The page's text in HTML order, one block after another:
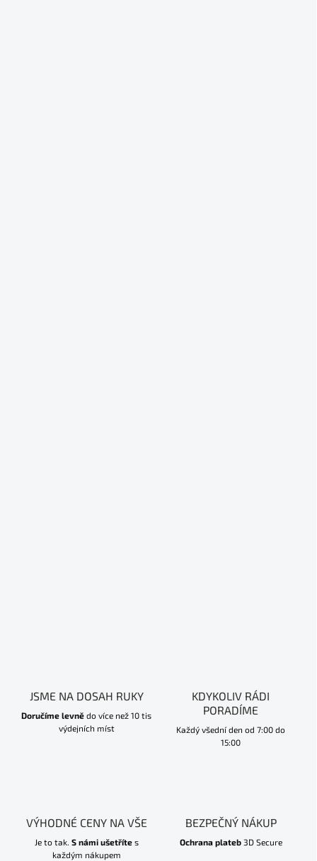
JSME NA DOSAH RUKY
Doručíme levně do více než 10 tis
výdejních míst
KDYKOLIV RÁDI
PORADÍME
Každý všední den od 7:00 do
15:00
VÝHODNÉ CENY NA VŠE
Je to tak. S námi ušetřítes
každým nákupem
BEZPEČNÝ NÁKUP
Ochrana plateb3D Secure